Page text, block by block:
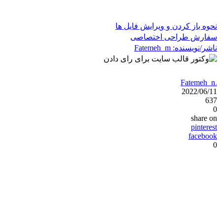
باز کردن و ویرایش فایل ها
طراحی اختصاصی
نویسنده:Fatemeh_m
2022/06/
share